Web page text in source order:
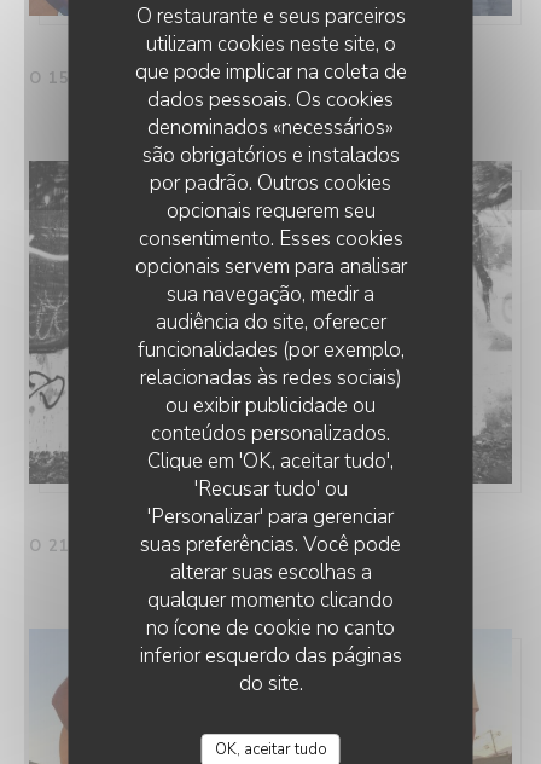
O restaurante e seus parceiros
utilizam cookies neste site, o
que pode implicar na coleta de
dados pessoais. Os cookies
denominados «necessários»
são obrigatórios e instalados
por padrão. Outros cookies
opcionais requerem seu
consentimento. Esses cookies
opcionais servem para analisar
sua navegação, medir a
audiência do site, oferecer
funcionalidades (por exemplo,
relacionadas às redes sociais)
ou exibir publicidade ou
conteúdos personalizados.
Clique em 'OK, aceitar tudo',
'Recusar tudo' ou
'Personalizar' para gerenciar
suas preferências. Você pode
alterar suas escolhas a
qualquer momento clicando
no ícone de cookie no canto
inferior esquerdo das páginas
do site.
OK, aceitar tudo
O 15/08/2026 DO 19H30 NO 21H30
O 21/08/2026 DO 19H30 NO 21H30